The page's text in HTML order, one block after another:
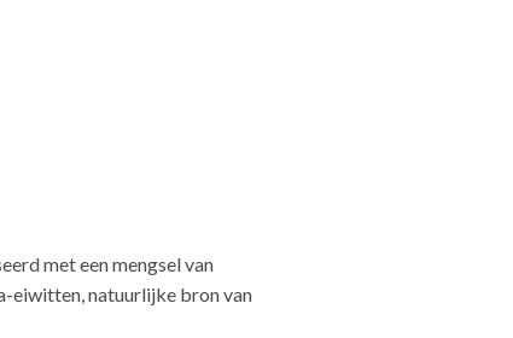
met een mengsel van
eiwitten, natuurlijke bron van